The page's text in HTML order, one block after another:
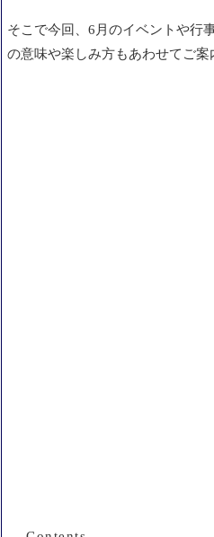
そこで今回、6月のイベントや行
の意味や楽しみ方もあわせてご案